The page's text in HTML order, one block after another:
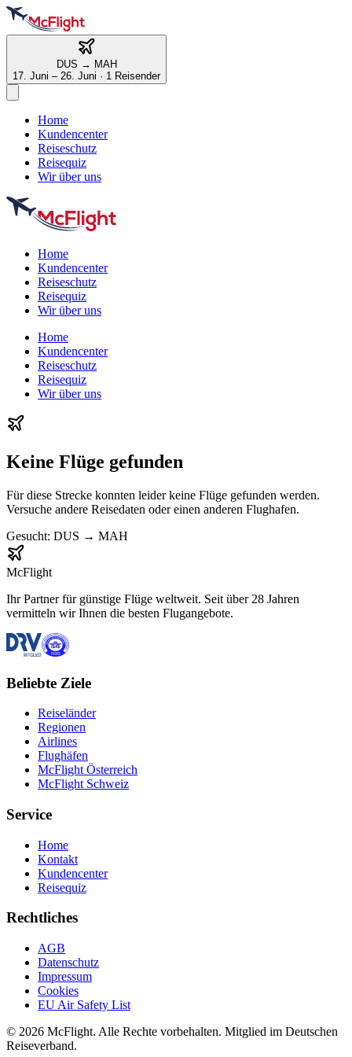
DUS → MAH
17. Juni – 26. Juni · 1 Reisender
Home
Kundencenter
Reiseschutz
Reisequiz
Wir über uns
Home
Kundencenter
Reiseschutz
Reisequiz
Wir über uns
Home
Kundencenter
Reiseschutz
Reisequiz
Wir über uns
Keine Flüge gefunden
Für diese Strecke konnten leider keine Flüge gefunden werden.
Versuche andere Reisedaten oder einen anderen Flughafen.
Gesucht: DUS → MAH
McFlight
Ihr Partner für günstige Flüge weltweit. Seit über 28 Jahren
vermitteln wir Ihnen die besten Flugangebote.
Beliebte Ziele
Reiseländer
Regionen
Airlines
Flughäfen
McFlight Österreich
McFlight Schweiz
Service
Home
Kontakt
Kundencenter
Reisequiz
Rechtliches
AGB
Datenschutz
Impressum
Cookies
EU Air Safety List
© 2026 McFlight. Alle Rechte vorbehalten. Mitglied im Deutschen
Reiseverband.